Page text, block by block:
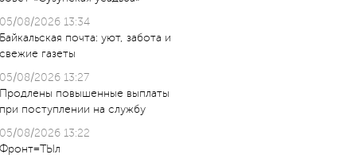
05/08/2026 13:34
Байкальская почта: уют, забота и
свежие газеты
05/08/2026 13:27
Продлены повышенные выплаты
при поступлении на службу
05/08/2026 13:22
Фронт=ТЫл